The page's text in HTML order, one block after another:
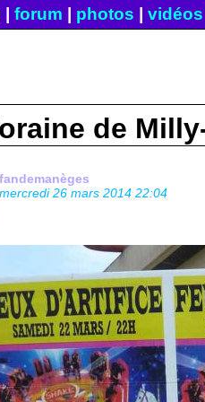
forum photos vidéos
de
fandemanèges
mercredi 26 mars 2014 22:04